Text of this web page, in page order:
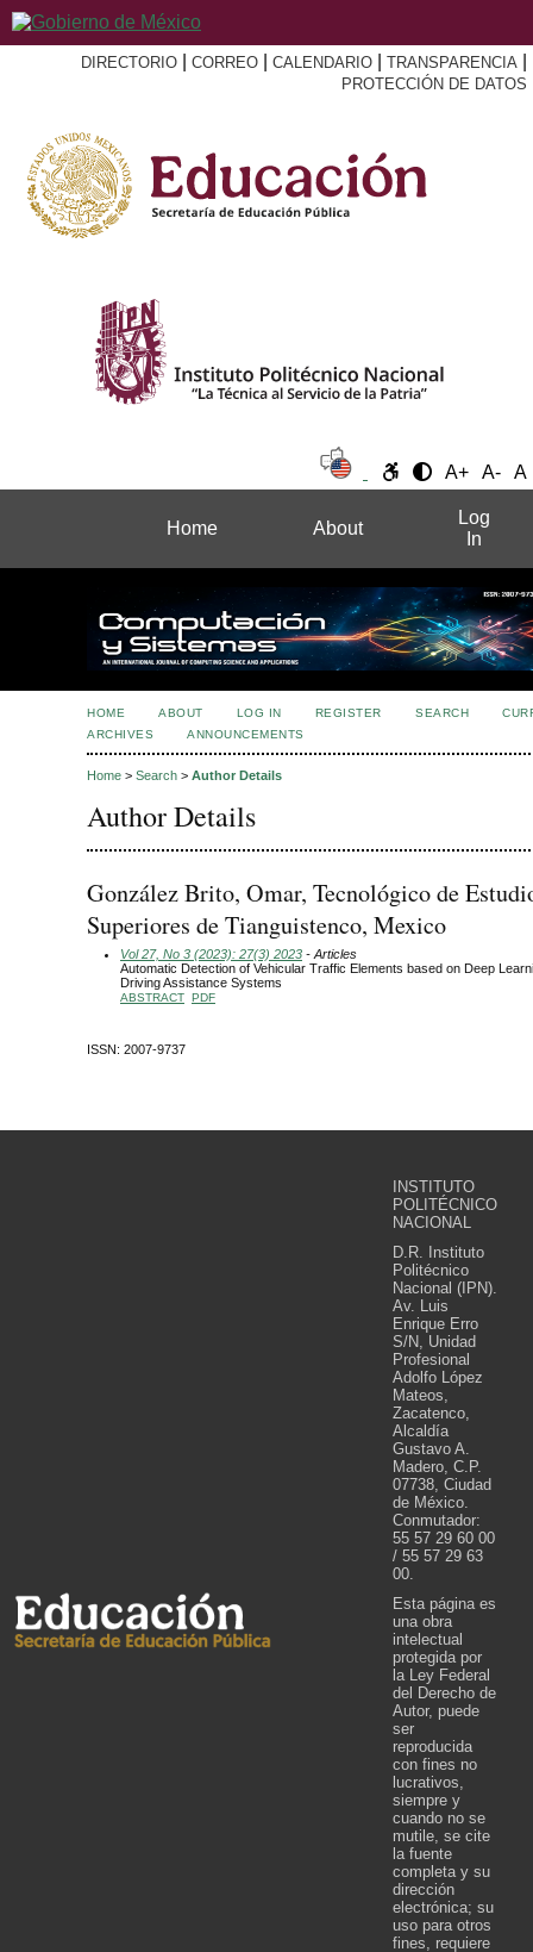
DIRECTORIO CORREO CALENDARIO TRANSPARENCIA
PROTECCIÓN DE DATOS
A+ A- A
Home About
Log
In
HOME ABOUT LOG IN REGISTER SEARCH
ARCHIVES
ANNOUNCEMENTS
Home > Search > Author Details
Author Details
González Brito, Omar, Tecnológico de
Superiores de Tianguistenco, Mexico
Vol 27, No 3 (2023): 27(3) 2023 - Articles
Automatic Detection of Vehicular Traffic Elements based on Deep
Driving Assistance Systems
ABSTRACT PDF
ISSN: 2007-9737
INSTITUTO
POLITÉCNICO
NACIONAL
D.R. Instituto
Politécnico
Nacional (IPN).
Av. Luis
Enrique Erro
S/N, Unidad
Profesional
Adolfo López
Mateos,
Zacatenco,
Alcaldía
Gustavo A.
Madero, C.P.
07738, Ciudad
de México.
Conmutador:
55 57 29 60 00
/ 55 57 29 63
00.
Esta página es
una obra
intelectual
protegida por
la Ley Federal
del Derecho de
Autor, puede
ser
reproducida
con fines no
lucrativos,
siempre y
cuando no se
mutile, se cite
la fuente
completa y su
dirección
electrónica; su
uso para otros
fines, requiere